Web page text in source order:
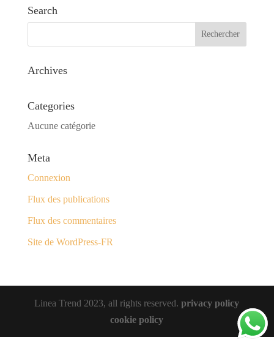
Search
Archives
Categories
Aucune catégorie
Meta
Connexion
Flux des publications
Flux des commentaires
Site de WordPress-FR
Linea Trend 2023, all rights reserved.privacy policy
cookie policy